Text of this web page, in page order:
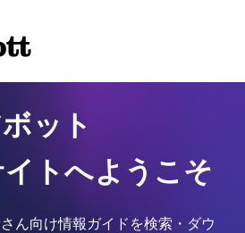
ト
イトへようこそ
ん向け情報ガイドを検索・ダウ